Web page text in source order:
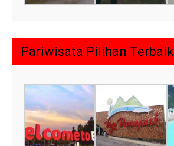
Pariwisata Pilihan Terbaik